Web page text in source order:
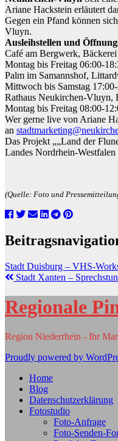
Ariane Hackstein erläutert
Gegen ein Pfand können
Vluyn.
Ausleihstellen und
Café am Bergwerk,
Montag bis Freitag 06:00-
Palm im Samannshof,
Mittwoch bis Samstag
Rathaus Neukirchen-Vluyn,
Montag bis Freitag 08:00-
Wer gerne live von Ariane
an
Das Projekt „„Land der
Landes Nordrhein-
(Quelle: Foto und
Stadt Duisburg – VHS-
Stadt Xanten –
Regionale
Region Niederrhein - Ihr
Proudly powered by
Home
Blog
Datenschutzerklärung
Fotostudio
Foto-Anfrage
Foto-Senden-